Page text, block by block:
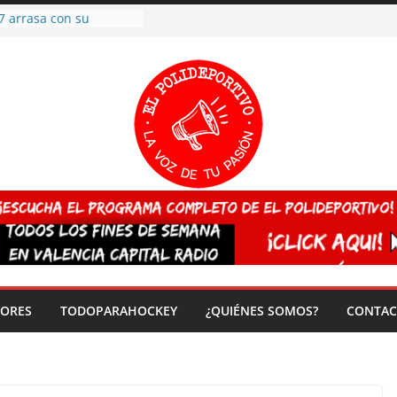
arrasa con su
España sub20
del mundo
vez!
TODOPARAHOCKEY ¿QUIÉNES SOMOS?